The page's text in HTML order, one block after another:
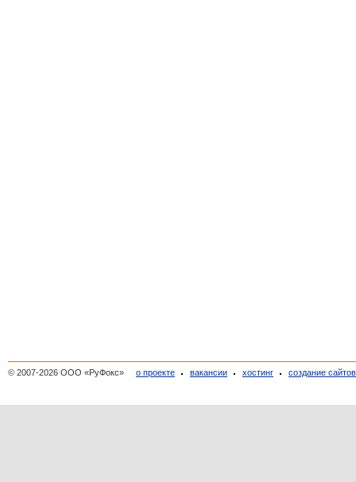
© 2007-2026 ООО «РуФокс» о проекте вакансии хостинг создание сайтов